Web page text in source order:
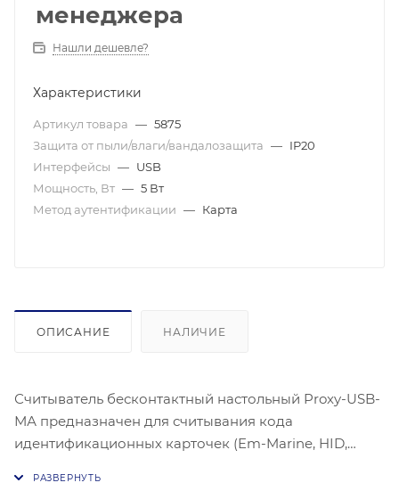
менеджера
Нашли дешевле?
Характеристики
Артикул товара — 5875
Защита от пыли/влаги/вандалозащита — IP20
Интерфейсы — USB
Мощность, Вт — 5 Вт
Метод аутентификации — Карта
ОПИСАНИЕ НАЛИЧИЕ
Считыватель бесконтактный настольный Proxy-USB-
МА предназначен для считывания кода
идентификационных карточек (Em-Marine, HID,